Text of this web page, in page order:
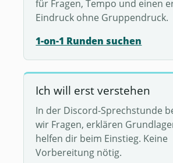
für Fragen, Tempo und einen
Eindruck ohne Gruppendruck.
1-on-1 Runden suchen
Ich will erst verstehen
In der Discord-Sprechstunde
wir Fragen, erklären
helfen dir beim Einstieg. Keine
Vorbereitung nötig.